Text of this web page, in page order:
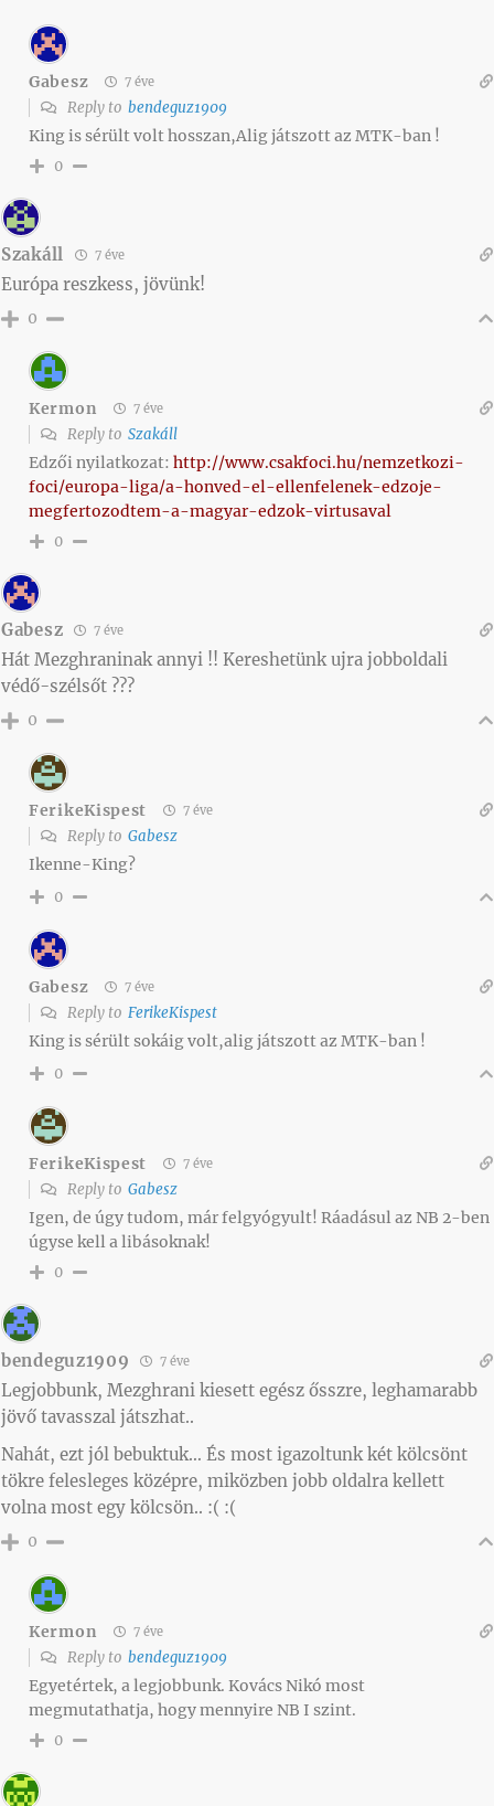
Gabesz 7 éve
Reply to bendeguz1909
King is sérült volt hosszan,Alig játszott az MTK-ban !
0
Szakáll 7 éve
Európa reszkess, jövünk!
0
Kermon 7 éve
Reply to Szakáll
Edzői nyilatkozat: http://www.csakfoci.hu/nemzetkozi-
foci/europa-liga/a-honved-el-ellenfelenek-edzoje-
megfertozodtem-a-magyar-edzok-virtusaval
0
Gabesz 7 éve
Hát Mezghraninak annyi !! Kereshetünk ujra jobboldali
védő-szélsőt ???
0
FerikeKispest 7 éve
Reply to Gabesz
Ikenne-King?
0
Gabesz 7 éve
Reply to FerikeKispest
King is sérült sokáig volt,alig játszott az MTK-ban !
0
FerikeKispest 7 éve
Reply to Gabesz
Igen, de úgy tudom, már felgyógyult! Ráadásul az NB 2-ben
úgyse kell a libásoknak!
0
bendeguz1909 7 éve
Legjobbunk, Mezghrani kiesett egész ősszre, leghamarabb
jövő tavasszal játszhat..
Nahát, ezt jól bebuktuk… És most igazoltunk két kölcsönt
tökre felesleges középre, miközben jobb oldalra kellett
volna most egy kölcsön.. :( :(
0
Kermon 7 éve
Reply to bendeguz1909
Egyetértek, a legjobbunk. Kovács Nikó most
megmutathatja, hogy mennyire NB I szint.
0